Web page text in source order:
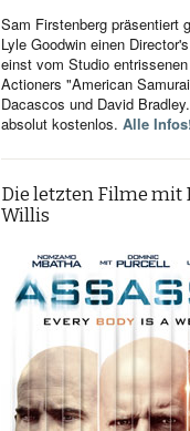
Sam Firstenberg präsentiert
Lyle Goodwin einen
einst vom Studio
Actioners "American
Dacascos und David
absolut kostenlos. Alle
Die letzten Filme mit
Willis